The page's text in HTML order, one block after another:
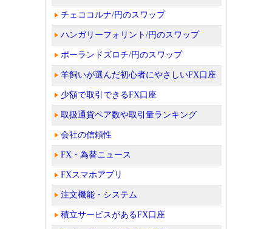
チェココルナ/円のスワップ
ハンガリーフォリント/円のスワップ
ポーランドズロチ/円のスワップ
羊飼いが選んだ初心者にやさしいFX口座
少額で取引できるFX口座
取扱通貨ペア数や取引量ランキング
会社の信頼性
FX・為替ニュース
FXスマホアプリ
注文機能・システム
積立サービスがあるFX口座